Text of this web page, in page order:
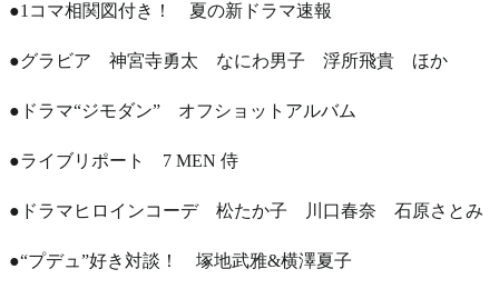
●1コマ相関図付き！ 夏の新ドラマ速報
●グラビア 神宮寺勇太 なにわ男子 浮所飛貴 ほか
●ドラマ“ジモダン” オフショットアルバム
●ライブリポート 7 MEN 侍
●ドラマヒロインコーデ 松たか子 川口春奈 石原さとみ
●“プデュ”好き対談！ 塚地武雅&横澤夏子